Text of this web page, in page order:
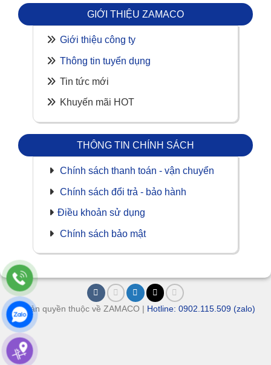
GIỚI THIỆU ZAMACO
Giới thiệu công ty
Thông tin tuyển dụng
Tin tức mới
Khuyến mãi HOT
THÔNG TIN CHÍNH SÁCH
Chính sách thanh toán - vận chuyển
Chính sách đổi trả - bảo hành
Điều khoản sử dụng
Chính sách bảo mật
© Bản quyền thuộc về ZAMACO | Hotline: 0902.115.509 (zalo)